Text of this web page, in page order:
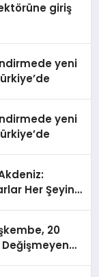
giriş
yeni
yeni
Her Şeyin
20
Değişmeyen